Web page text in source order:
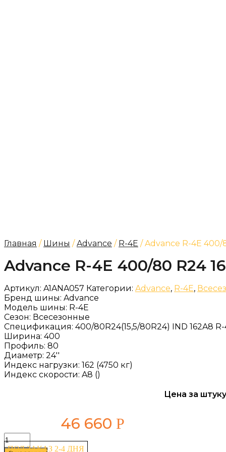
Главная / Шины /Advance / R-4E / Advance R-4E 400/
Advance R-4E 400/80 R24
Артикул: A1ANA057 Категории: Advance, R-4E,
Бренд шины: Advance
Модель шины: R-4E
Сезон: Всесезонные
Спецификация: 400/80R24(15,5/80R24) IND 162A8
Ширина: 400
Профиль: 80
Диаметр: 24''
Индекс нагрузки: 162 (4750 кг)
Индекс скорости: A8 ()
Цена за
46 660 Р
ПОД ЗАКАЗ 2-4 ДНЯ
Количество
товара